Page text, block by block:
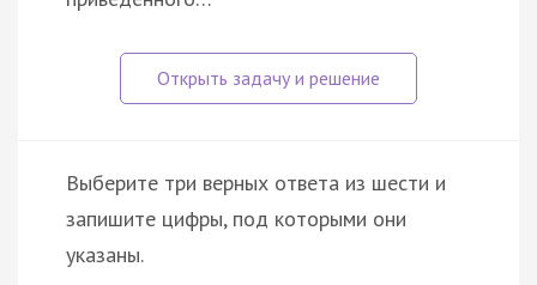
Выберите три верных ответа из шести и
запишите цифры, под которыми они
указаны.